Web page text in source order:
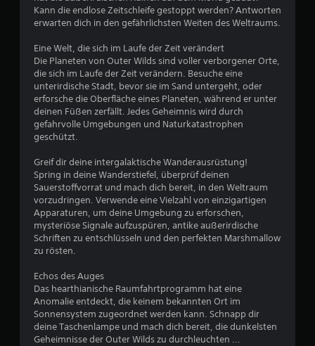
r
u
n
.
7
5
n
Kann die endlose Zeitschleife gestoppt werden? Antworten
erwarten dich in den gefährlichsten Weiten des Weltraums.
Eine Welt, die sich im Laufe der Zeit verändert
Die Planeten von Outer Wilds sind voller verborgener Orte,
die sich im Laufe der Zeit verändern. Besuche eine
unterirdische Stadt, bevor sie im Sand untergeht, oder
erforsche die Oberfläche eines Planeten, während er unter
deinen Füßen zerfällt. Jedes Geheimnis wird durch
gefahrvolle Umgebungen und Naturkatastrophen
geschützt.
Greif dir deine intergalaktische Wanderausrüstung!
Spring in deine Wanderstiefel, überprüf deinen
Sauerstoffvorrat und mach dich bereit, in den Weltraum
vorzudringen. Verwende eine Vielzahl von einzigartigen
Apparaturen, um deine Umgebung zu erforschen,
mysteriöse Signale aufzuspüren, antike außerirdische
Schriften zu entschlüsseln und den perfekten Marshmallow
zu rösten.
Echos des Auges
Das hearthianische Raumfahrtprogramm hat eine
Anomalie entdeckt, die keinem bekannten Ort im
Sonnensystem zugeordnet werden kann. Schnapp dir
deine Taschenlampe und mach dich bereit, die dunkelsten
Geheimnisse der Outer Wilds zu durchleuchten ...